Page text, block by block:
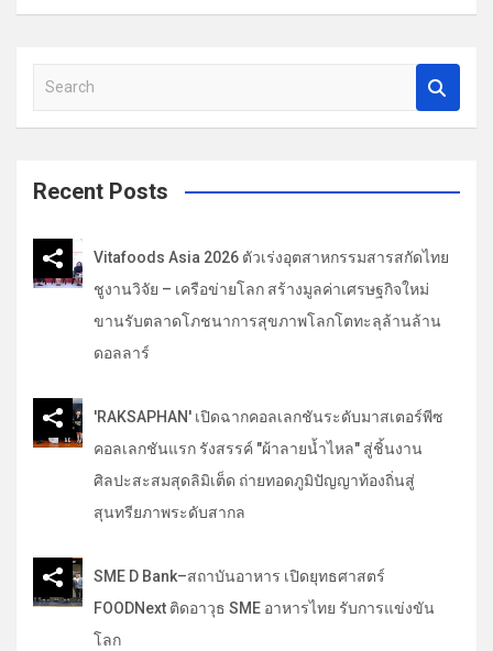
เ
งa
c
Recent Posts
Vitafoods Asia 2026 ตัวเร่งอุตสาหกรรมสารสกัดไทย
ชูงานวิจัย – เครือข่ายโลก สร้างมูลค่าเศรษฐกิจใหม่
ขานรับตลาดโภชนาการสุขภาพโลกโตทะลุล้านล้าน
ดอลลาร์
'RAKSAPHAN' เปิดฉากคอลเลกชันระดับมาสเตอร์พีซ
คอลเลกชันแรก รังสรรค์ "ผ้าลายน้ำไหล" สู่ชิ้นงาน
ศิลปะสะสมสุดลิมิเต็ด ถ่ายทอดภูมิปัญญาท้องถิ่นสู่
สุนทรียภาพระดับสากล
SME D Bank–สถาบันอาหาร เปิดยุทธศาสตร์
FOODNext ติดอาวุธ SME อาหารไทย รับการแข่งขัน
โลก